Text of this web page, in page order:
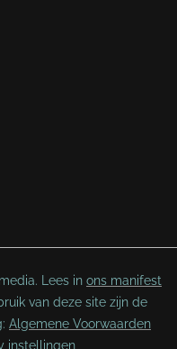
Lees in ons manifest
van deze site zijn de
Algemene Voorwaarden
instellingen